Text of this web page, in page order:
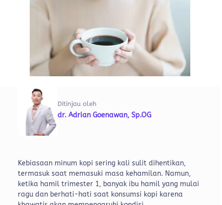
Ditinjau oleh
dr. Adrian Goenawan, Sp.OG
Kebiasaan minum kopi sering kali sulit dihentikan,
termasuk saat memasuki masa kehamilan. Namun,
ketika hamil trimester 1, banyak ibu hamil yang mulai
ragu dan berhati-hati saat konsumsi kopi karena